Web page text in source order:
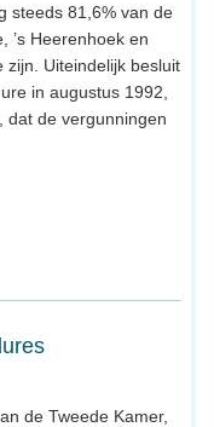
steeds 81,6% van de
’s Heerenhoek en
zijn. Uiteindelijk besluit
in augustus 1992,
dat de vergunningen
de Tweede Kamer,